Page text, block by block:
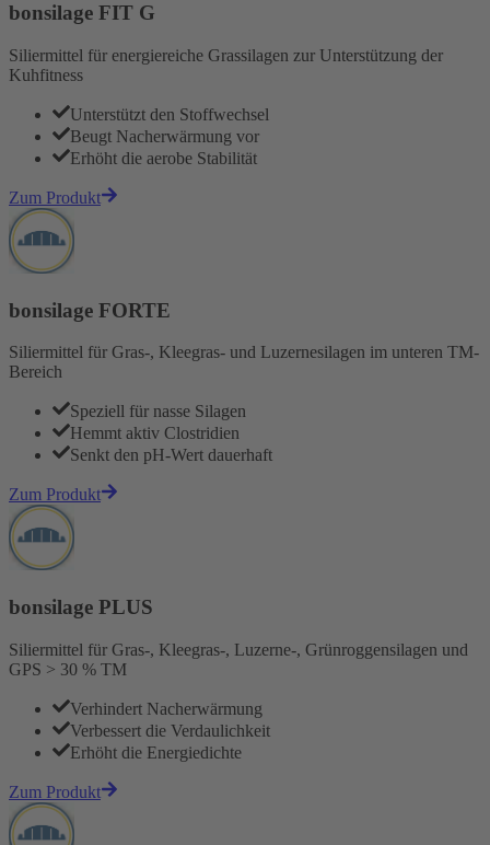
bonsilage FIT G
Siliermittel für energiereiche Grassilagen zur Unterstützung der
Kuhfitness
Unterstützt den Stoffwechsel
Beugt Nacherwärmung vor
Erhöht die aerobe Stabilität
Zum Produkt
bonsilage FORTE
Siliermittel für Gras-, Kleegras- und Luzernesilagen im unteren TM-
Bereich
Speziell für nasse Silagen
Hemmt aktiv Clostridien
Senkt den pH-Wert dauerhaft
Zum Produkt
bonsilage PLUS
Siliermittel für Gras-, Kleegras-, Luzerne-, Grünroggensilagen und
GPS > 30 % TM
Verhindert Nacherwärmung
Verbessert die Verdaulichkeit
Erhöht die Energiedichte
Zum Produkt